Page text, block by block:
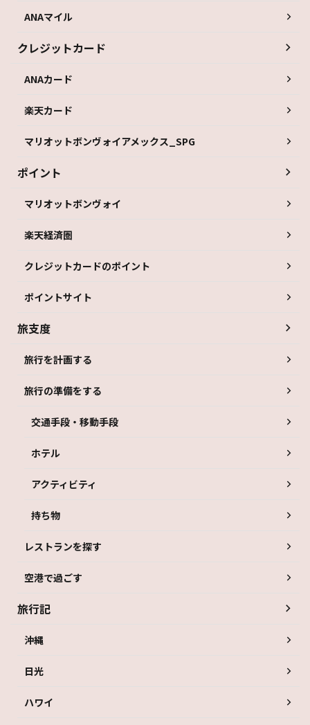
ANAマイル
クレジットカード
ANAカード
楽天カード
マリオットボンヴォイアメックス_SPG
ポイント
マリオットボンヴォイ
楽天経済圏
クレジットカードのポイント
ポイントサイト
旅支度
旅行を計画する
旅行の準備をする
交通手段・移動手段
ホテル
アクティビティ
持ち物
レストランを探す
空港で過ごす
旅行記
沖縄
日光
ハワイ